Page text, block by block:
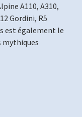
A110, A310,
Gordini, R5
est également le
mythiques